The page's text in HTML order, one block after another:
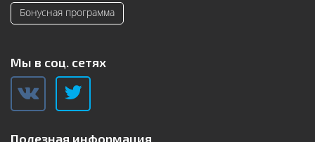
Бонусная программа
Мы в соц. сетях
Полезная информация